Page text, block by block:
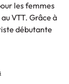
les femmes
VTT. Grâce à
débutante